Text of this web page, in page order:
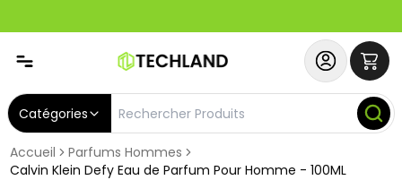
Catégories
Accueil
Parfums Hommes
Calvin Klein Defy Eau de Parfum Pour Homme - 100ML